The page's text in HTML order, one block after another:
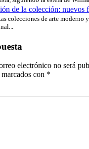
de la colección: nuevos
colecciones de arte moderno
electrónico no será
con *